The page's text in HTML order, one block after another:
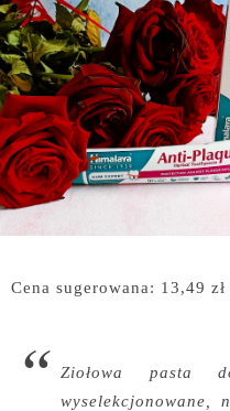
Cena sugerowana: 13,49
Ziołowa pasta
wyselekcjonowane,